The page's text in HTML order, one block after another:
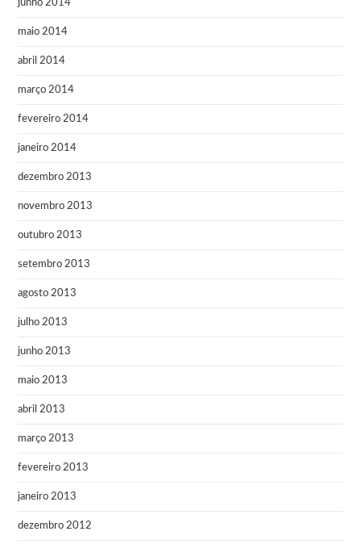
junho 2014
maio 2014
abril 2014
março 2014
fevereiro 2014
janeiro 2014
dezembro 2013
novembro 2013
outubro 2013
setembro 2013
agosto 2013
julho 2013
junho 2013
maio 2013
abril 2013
março 2013
fevereiro 2013
janeiro 2013
dezembro 2012